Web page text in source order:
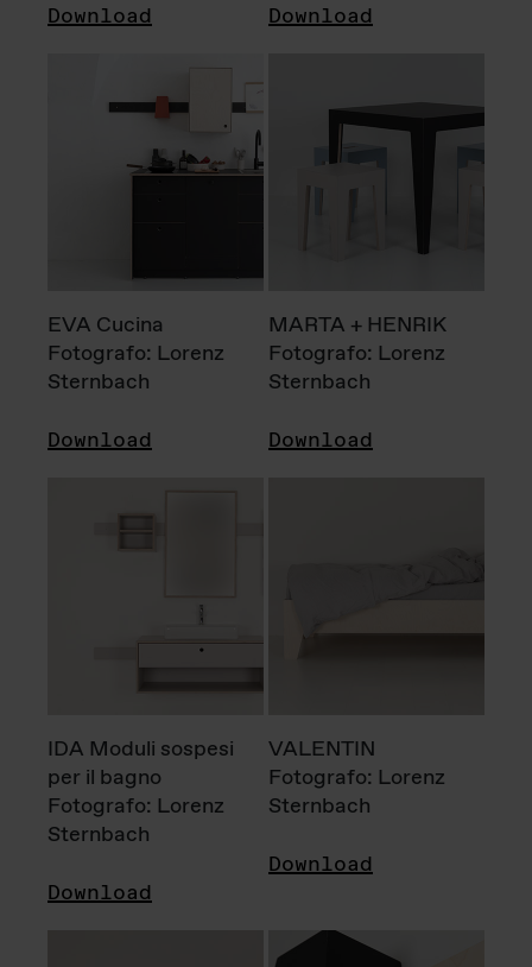
Download Download
EVA Cucina
Fotografo: Lorenz
Sternbach
Download
MARTA + HENRIK
Fotografo: Lorenz
Sternbach
Download
IDA Moduli sospesi
per il bagno
Fotografo: Lorenz
Sternbach
Download
VALENTIN
Fotografo: Lorenz
Sternbach
Download